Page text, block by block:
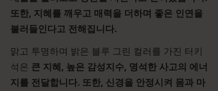
또한, 지혜를 깨우고 매력을 더하며 좋은 인연을
불러들인다고 전해집니다.
맑고 투명하며 밝은 블루 그린 컬러를 가진 터키
석은 큰 지혜, 높은 감성지수, 명석한 사고의 에너
지를 전달합니다. 또한, 신경을 안정시켜 몸과 마